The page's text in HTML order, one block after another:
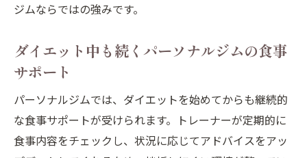
ジムならではの強みです。
ダイエット中も続くパーソナルジムの食事
サポート
パーソナルジムでは、ダイエットを始めてからも継続的
な食事サポートが受けられます。トレーナーが定期的に
食事内容をチェックし、状況に応じてアドバイスをアッ